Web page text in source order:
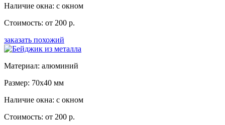
Наличие окна: с окном
Стоимость: от 200 р.
заказать похожий
Материал: алюминий
Размер: 70x40 мм
Наличие окна: с окном
Стоимость: от 200 р.